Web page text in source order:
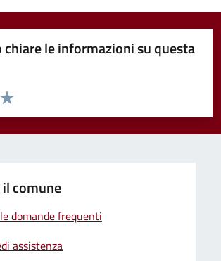
chiare le informazioni su questa
la pagina
5 stelle su 5
4 stelle su 5
su 5
su 5
5
comune
domande frequenti
assistenza